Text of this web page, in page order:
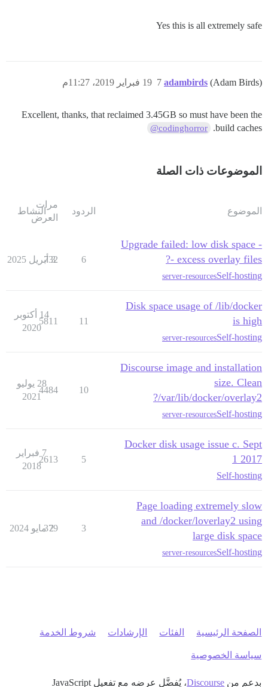
Yes this is all extremely safe
adambirds (Adam Birds) 19 فبراير 2019، 11:27م 7
Excellent, thanks, that reclaimed 3.45GB so must have been the
build caches.
@codinghorror
الموضوعات ذات الصلة
الموضوع الردود
مرات
العرض
النشاط
Upgrade failed: low disk space -
- excess overlay files?
Self-hosting
server-resources
6
732
3 أبريل 2025
Disk space usage of /lib/docker
is high
Self-hosting
server-resources
11
5811
14 أكتوبر
2020
Discourse image and installation
size. Clean
/var/lib/docker/overlay2?
Self-hosting
server-resources
10
4484
28 يوليو
2021
Docker disk usage issue c. Sept
1 2017
Self-hosting
5
2613
7 فبراير
2018
Page loading extremely slow
and /docker/loverlay2 using
large disk space
Self-hosting
server-resources
3
379
2 مايو 2024
الصفحة الرئيسية الفئات الإرشادات شروط الخدمة
سياسة الخصوصية
بدعم من Discourse، يُفضَّل عرضه مع تفعيل JavaScript